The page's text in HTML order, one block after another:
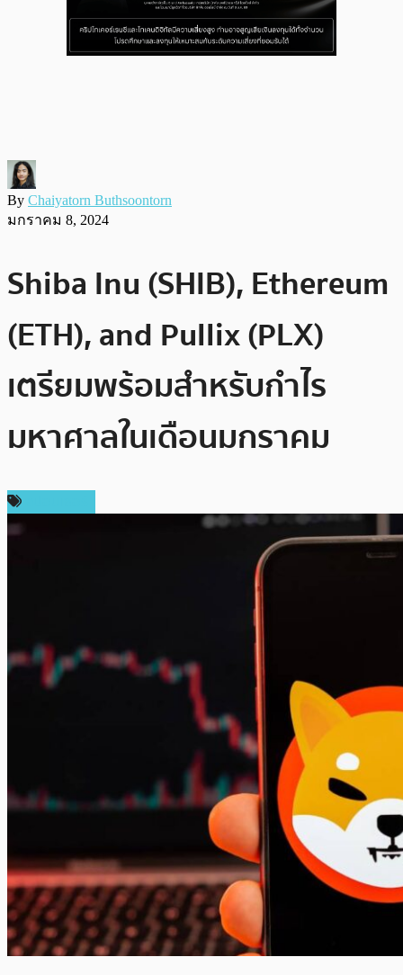
By Chaiyatorn Buthsoontorn
มกราคม 8, 2024
Shiba Inu (SHIB), Ethereum
(ETH), and Pullix (PLX)
เตรียมพร้อมสำหรับกำไร
มหาศาลในเดือนมกราคม